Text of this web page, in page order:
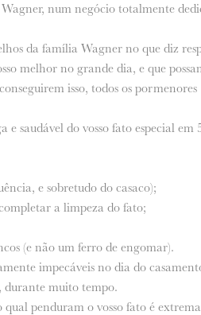
num negócio totalmente
da família Wagner no que diz
melhor no grande dia, e que
isso, todos os pormenores
e saudável do vosso fato especial em
e sobretudo do casaco);
a limpeza do fato;
(e não um ferro de engomar).
impecáveis no dia do
durante muito tempo.
penduram o vosso fato é